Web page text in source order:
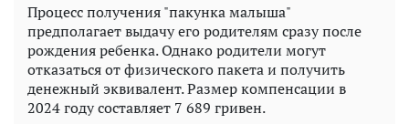
Процесс получения "пакунка малыша"
предполагает выдачу его родителям сразу после
рождения ребенка. Однако родители могут
отказаться от физического пакета и получить
денежный эквивалент. Размер компенсации в
2024 году составляет 7 689 гривен.